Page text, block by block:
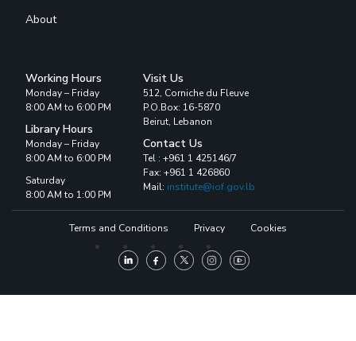
About
Working Hours
Monday – Friday
8:00 AM to 6:00 PM
Library Hours
Monday – Friday
8:00 AM to 6:00 PM
Saturday
8:00 AM to 1:00 PM
Visit Us
512, Corniche du Fleuve
P.O.Box: 16-5870
Beirut, Lebanon
Contact Us
Tel : +961 1 425146/7
Fax: +961 1 426860
Mail: institute@iof.gov.lb
Terms and Conditions Privacy Cookies